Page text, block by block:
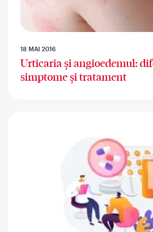
18 MAI 2016
Urticaria și angioedemul:
simptome și tratament